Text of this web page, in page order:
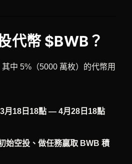
代幣 $BWB？
中 5%（5000 萬枚）的代幣用
月18日18點 — 4月28日18點
始空投、做任務贏取 BWB 積